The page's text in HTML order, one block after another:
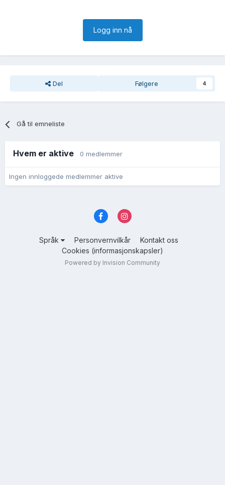
Logg inn nå
Del Følgere 4
Gå til emneliste
Hvem er aktive 0 medlemmer
Ingen innloggede medlemmer aktive
Språk Personvernvilkår
Kontakt oss
Cookies (informasjonskapsler)
Powered by Invision Community